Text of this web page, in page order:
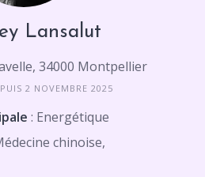
Lansalut
34000 Montpellier
2 NOVEMBRE 2025
: Energétique
chinoise,